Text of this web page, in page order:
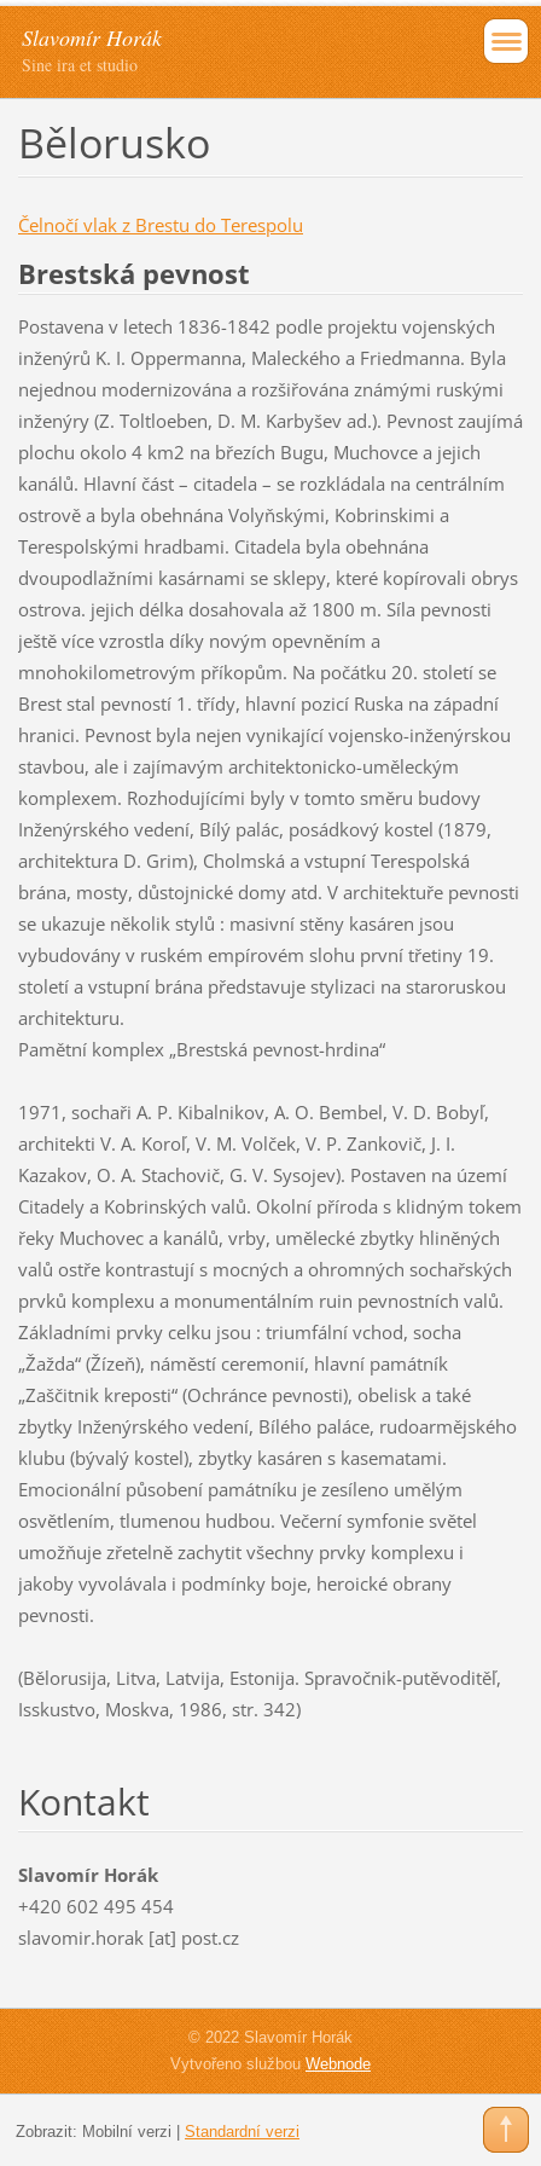
Slavomír Horák
Sine ira et studio
Bělorusko
Čelnočí vlak z Brestu do Terespolu
Brestská pevnost
Postavena v letech 1836-1842 podle projektu vojenských
inženýrů K. I. Oppermanna, Maleckého a Friedmanna. Byla
nejednou modernizována a rozšiřována známými ruskými
inženýry (Z. Toltloeben, D. M. Karbyšev ad.). Pevnost zaujímá
plochu okolo 4 km2 na březích Bugu, Muchovce a jejich
kanálů. Hlavní část – citadela – se rozkládala na centrálním
ostrově a byla obehnána Volyňskými, Kobrinskimi a
Terespolskými hradbami. Citadela byla obehnána
dvoupodlažními kasárnami se sklepy, které kopírovali obrys
ostrova. jejich délka dosahovala až 1800 m. Síla pevnosti
ještě více vzrostla díky novým opevněním a
mnohokilometrovým příkopům. Na počátku 20. století se
Brest stal pevností 1. třídy, hlavní pozicí Ruska na západní
hranici. Pevnost byla nejen vynikající vojensko-inženýrskou
stavbou, ale i zajímavým architektonicko-uměleckým
komplexem. Rozhodujícími byly v tomto směru budovy
Inženýrského vedení, Bílý palác, posádkový kostel (1879,
architektura D. Grim), Cholmská a vstupní Terespolská
brána, mosty, důstojnické domy atd. V architektuře pevnosti
se ukazuje několik stylů : masivní stěny kasáren jsou
vybudovány v ruském empírovém slohu první třetiny 19.
století a vstupní brána představuje stylizaci na staroruskou
architekturu.
Pamětní komplex „Brestská pevnost-hrdina“
1971, sochaři A. P. Kibalnikov, A. O. Bembel, V. D. Bobyľ,
architekti V. A. Koroľ, V. M. Volček, V. P. Zankovič, J. I.
Kazakov, O. A. Stachovič, G. V. Sysojev). Postaven na území
Citadely a Kobrinských valů. Okolní příroda s klidným tokem
řeky Muchovec a kanálů, vrby, umělecké zbytky hliněných
valů ostře kontrastují s mocných a ohromných sochařských
prvků komplexu a monumentálním ruin pevnostních valů.
Základními prvky celku jsou : triumfální vchod, socha
„Žažda“ (Žízeň), náměstí ceremonií, hlavní památník
„Zaščitnik kreposti“ (Ochránce pevnosti), obelisk a také
zbytky Inženýrského vedení, Bílého paláce, rudoarmějského
klubu (bývalý kostel), zbytky kasáren s kasematami.
Emocionální působení památníku je zesíleno umělým
osvětlením, tlumenou hudbou. Večerní symfonie světel
umožňuje zřetelně zachytit všechny prvky komplexu i
jakoby vyvolávala i podmínky boje, heroické obrany
pevnosti.
(Bělorusija, Litva, Latvija, Estonija. Spravočnik-putěvoditěľ,
Isskustvo, Moskva, 1986, str. 342)
Kontakt
Slavomír Horák
+420 602 495 454
slavomir.horak [at] post.cz
© 2022 Slavomír Horák
Vytvořeno službouWebnode
Zobrazit: Mobilní verzi Standardní verzi